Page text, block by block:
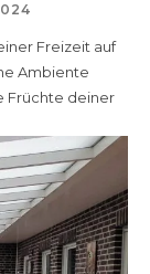
Freizeit auf
Ambiente
Früchte deiner